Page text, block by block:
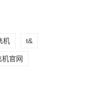
机 t&
官网